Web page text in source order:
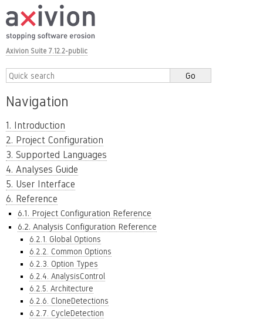
Axivion Suite 7.12.2-public
Navigation
1. Introduction
2. Project Configuration
3. Supported Languages
4. Analyses Guide
5. User Interface
6. Reference
6.1. Project Configuration Reference
6.2. Analysis Configuration Reference
6.2.1. Global Options
6.2.2. Common Options
6.2.3. Option Types
6.2.4. AnalysisControl
6.2.5. Architecture
6.2.6. CloneDetections
6.2.7. CycleDetection